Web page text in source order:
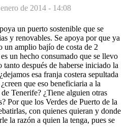
de 2014 - 14:08
un puerto sostenible que se
y renovables. Se apoya por que ya
un amplio bajío de costa de 2
un hecho consumado que se llevo
después de haberse iniciado la
esa franja costera sepultada
que eso beneficiaria a la
Tenerife? ¿Tiene alguien otras
Por que los Verdes de Puerto de la
con quienes quieran y donde
la razón a quien la tenga, pues se